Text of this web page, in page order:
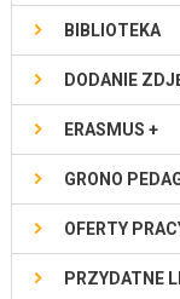
BIBLIOTEKA
DODANIE
ERASMUS +
GRONO
OFERTY
PRZYDATNE